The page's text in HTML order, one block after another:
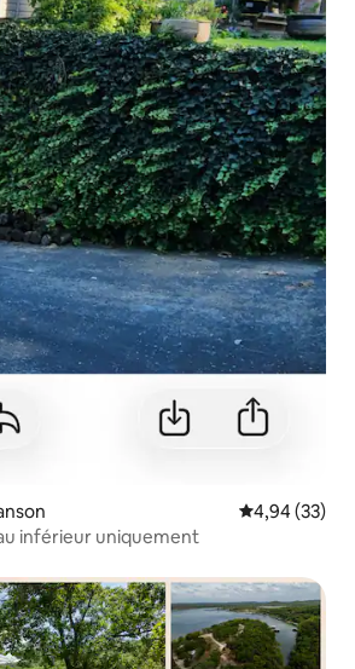
Évaluation
4,94 (33)
inférieur uniquement